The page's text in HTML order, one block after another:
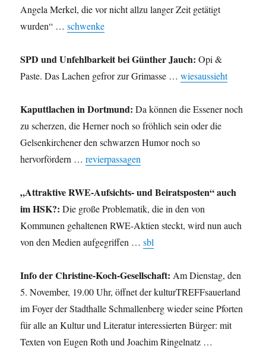
Angela Merkel, die vor nicht allzu langer Zeit getätigt
wurden“ …schwenke
SPD und Unfehlbarkeit bei Günther Jauch: Opi &
Paste. Das Lachen gefror zur Grimasse …wiesaussieht
Kaputtlachen in Dortmund: Da können die Essener noch
zu scherzen, die Herner noch so fröhlich sein oder die
Gelsenkirchener den schwarzen Humor noch so
hervorfördern …revierpassagen
„Attraktive RWE-Aufsichts- und Beiratsposten“ auch
im HSK?: Die große Problematik, die in den von
Kommunen gehaltenen RWE-Aktien steckt, wird nun auch
von den Medien aufgegriffen …sbl
Info der Christine-Koch-Gesellschaft: Am Dienstag, den
5. November, 19.00 Uhr, öffnet der kulturTREFFsauerland
im Foyer der Stadthalle Schmallenberg wieder seine Pforten
für alle an Kultur und Literatur interessierten Bürger: mit
Texten von Eugen Roth und Joachim Ringelnatz …